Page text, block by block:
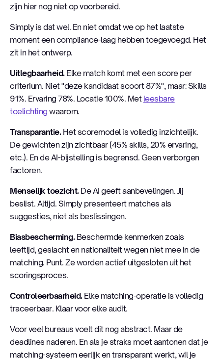
zijn hier nog niet op voorbereid.
Simply is dat wel. En niet omdat we op het laatste
moment een compliance-laag hebben toegevoegd. Het
zit in het ontwerp.
Uitlegbaarheid.Elke match komt met een score per
criterium. Niet "deze kandidaat scoort 87%", maar: Skills
91%. Ervaring 78%. Locatie 100%. Met leesbare
toelichting waarom.
Transparantie.Het scoremodel is volledig inzichtelijk.
De gewichten zijn zichtbaar (45% skills, 20% ervaring,
etc.). En de AI-bijstelling is begrensd. Geen verborgen
factoren.
Menselijk toezicht.De AI geeft aanbevelingen. Jij
beslist. Altijd. Simply presenteert matches als
suggesties, niet als beslissingen.
Biasbescherming.Beschermde kenmerken zoals
leeftijd, geslacht en nationaliteit wegen niet mee in de
matching. Punt. Ze worden actief uitgesloten uit het
scoringsproces.
Controleerbaarheid.Elke matching-operatie is volledig
traceerbaar. Klaar voor elke audit.
Voor veel bureaus voelt dit nog abstract. Maar de
deadlines naderen. En als je straks moet aantonen dat je
matching-systeem eerlijk en transparant werkt, wil je